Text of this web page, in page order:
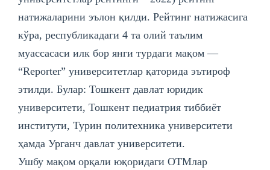
натижаларини эълон қилди. Рейтинг натижасига
кўра, республикадаги 4 та олий таълим
муассасаcи илк бор янги турдаги мақом —
“Reportеr” университетлар қаторида эътироф
этилди. Булар: Тошкент давлат юридик
университети, Тошкент педиатрия тиббиёт
институти, Турин политехника университети
ҳамда Урганч давлат университети.
Ушбу мақом орқали юқоридаги ОТМлар